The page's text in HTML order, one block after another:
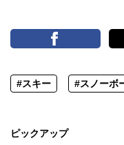
#スキー #スノーボ
ピックアップ